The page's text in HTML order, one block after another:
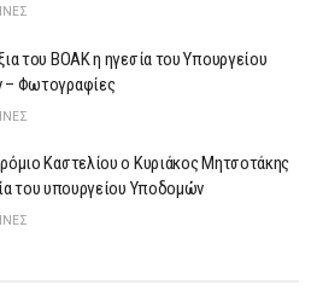
του ΒΟΑΚ η ηγεσία του Υπουργείου
Φωτογραφίες
Καστελίου ο Κυριάκος Μητσοτάκης
του υπουργείου Υποδομών